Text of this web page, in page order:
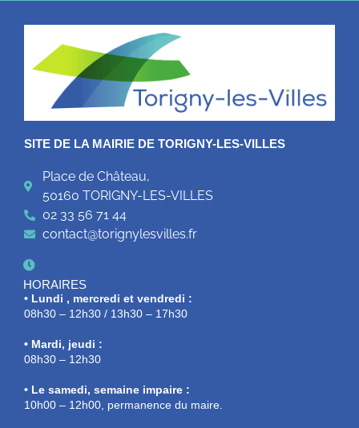
SITE DE LA MAIRIE DE TORIGNY-LES-VILLES
Place de Château,
50160 TORIGNY-LES-VILLES
02 33 56 71 44
contact@torignylesvilles.fr
HORAIRES
• Lundi , mercredi et vendredi :
08h30 – 12h30 / 13h30 – 17h30
• Mardi, jeudi :
08h30 – 12h30
• Le samedi, semaine impaire :
10h00 – 12h00, permanence du maire.